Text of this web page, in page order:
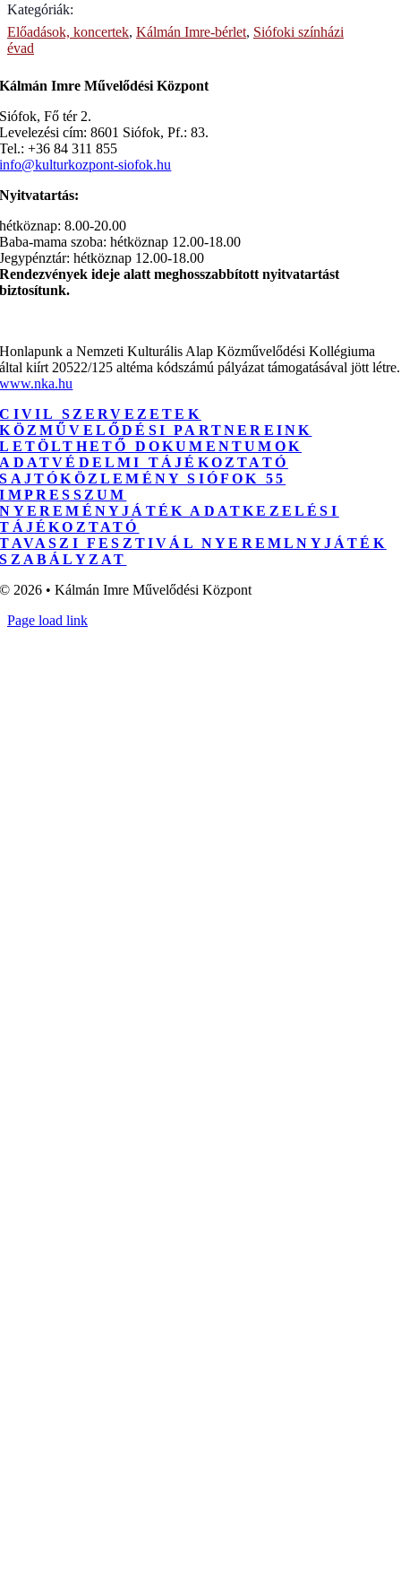
Kategóriák:
Előadások, koncertek, Kálmán Imre-bérlet, Siófoki színházi
évad
Kálmán Imre Művelődési Központ
Siófok, Fő tér 2.
Levelezési cím: 8601 Siófok, Pf.: 83.
Tel.: +36 84 311 855
info@kulturkozpont-siofok.hu
Nyitvatartás:
hétköznap: 8.00-20.00
Baba-mama szoba: hétköznap 12.00-18.00
Jegypénztár: hétköznap 12.00-18.00
Rendezvények ideje alatt meghosszabbított nyitvatartást
biztosítunk.
Honlapunk a Nemzeti Kulturális Alap Közművelődési Kollégiuma
által kiírt 20522/125 altéma kódszámú pályázat támogatásával jött létre.
www.nka.hu
CIVIL SZERVEZETEK
KÖZMŰVELŐDÉSI PARTNEREINK
LETÖLTHETŐ DOKUMENTUMOK
ADATVÉDELMI TÁJÉKOZTATÓ
SAJTÓKÖZLEMÉNY SIÓFOK 55
IMPRESSZUM
NYEREMÉNYJÁTÉK ADATKEZELÉSI
TÁJÉKOZTATÓ
TAVASZI FESZTIVÁL NYEREMLNYJÁTÉK
SZABÁLYZAT
© 2026 • Kálmán Imre Művelődési Központ
Page load link